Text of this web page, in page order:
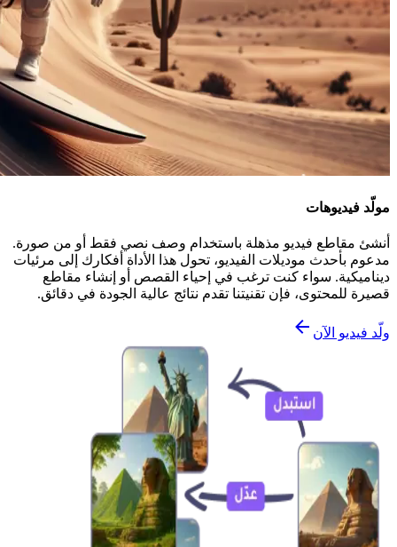
مولّد فيديوهات
أنشئ مقاطع فيديو مذهلة باستخدام وصف نصي فقط أو من صورة.
مدعوم بأحدث موديلات الفيديو، تحول هذا الأداة أفكارك إلى مرئيات
ديناميكية. سواء كنت ترغب في إحياء القصص أو إنشاء مقاطع
قصيرة للمحتوى، فإن تقنيتنا تقدم نتائج عالية الجودة في دقائق.
ولّد فيديو الآن